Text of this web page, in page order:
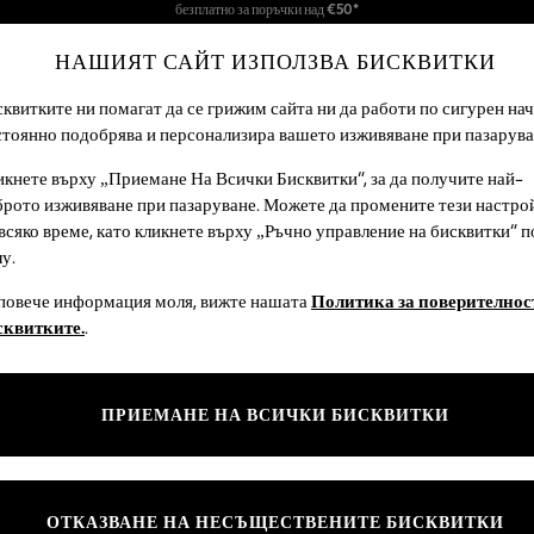
Ние поемаме всички мита
Приемаме
МОМЧЕТА БЕБЕТА ЖЕНИ МЪЖЕ
GARDEN AND OUTDOORS BROWN 100% COTTON
НАШИЯТ САЙТ ИЗПОЛЗВА БИСКВИТКИ
ни помагат да се грижим сайта ни да работи по сигурен
подобрява и персонализира вашето изживяване при
върху „Приемане На Всички Бисквитки“, за да получите най-
изживяване при пазаруване. Можете да промените тези
време, като кликнете върху „Ръчно управление на бисквитки“
информация моля, вижте нашатаПолитика за
.
ПРИЕМАНЕ НА ВСИЧКИ БИСКВИТКИ
ОТКАЗВАНЕ НА НЕСЪЩЕСТВЕНИТЕ БИСКВИТКИ